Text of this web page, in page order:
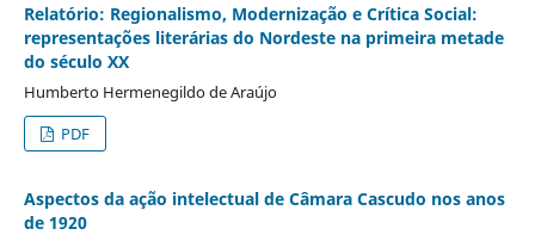
Relatório: Regionalismo, Modernização e Crítica Social:
representações literárias do Nordeste na primeira metade
do século XX
Humberto Hermenegildo de Araújo
PDF
Aspectos da ação intelectual de Câmara Cascudo nos anos
de 1920